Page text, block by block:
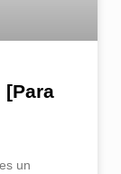
[Para
un